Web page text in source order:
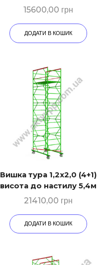
15600,00 грн
ДОДАТИ В КОШИК
Вишка тура 1,2х2,0 (4+1)
висота до настилу 5,4м
21410,00 грн
ДОДАТИ В КОШИК